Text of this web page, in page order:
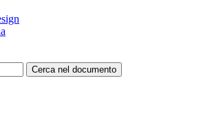
Cerca nel documento